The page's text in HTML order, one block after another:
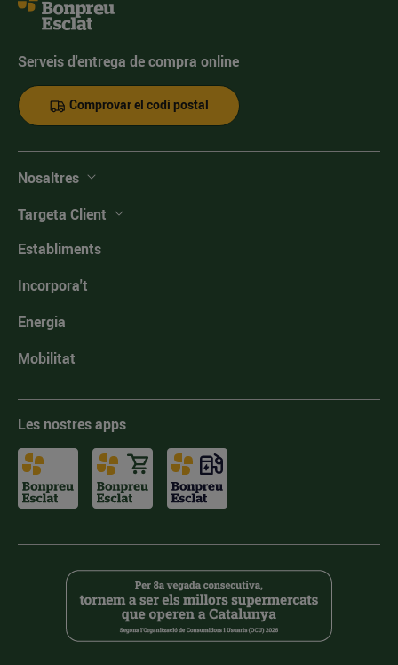
Serveis d'entrega de compra online
Comprovar el codi postal
Nosaltres
Targeta Client
Establiments
Incorpora't
Energia
Mobilitat
Les nostres apps